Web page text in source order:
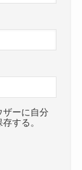
ザーに自分
する。